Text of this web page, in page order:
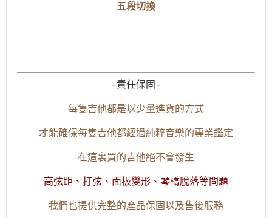
五段切換
-責任保固-
每隻吉他都是以少量進貨的方式
才能確保每隻吉他都經過純粹音樂的專業鑑定
在這裏買的吉他絕不會發生
高弦距、打弦、面板變形、琴橋脫落等問題
我們也提供完整的產品保固以及售後服務